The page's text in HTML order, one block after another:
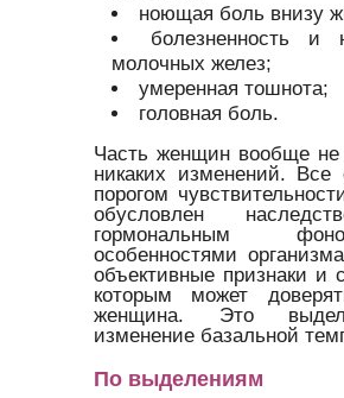
ноющая боль внизу
болезненность и
молочных желез;
умеренная тошнота;
головная боль.
Часть женщин вообще
никаких изменений. Все
порогом
обусловлен
гормональным
особенностями
объективные признаки и
которым может
женщина. Это
изменение базальной
По выделениям